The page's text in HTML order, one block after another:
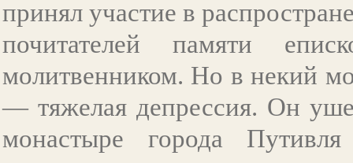
принял участие в
почитателей памяти
молитвенником. Но в некий
— тяжелая депрессия. Он
монастыре города